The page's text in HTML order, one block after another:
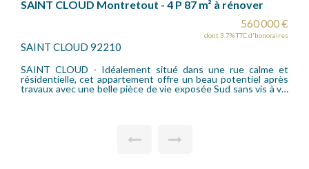
Rez-de-jardin 5 pièces 140 m2 + jardin 500m²
1 050 000 €
dont 3.45% TTC d'honoraires
SAINT CLOUD 92210
SAINT-CLOUD - Montretout - Appartement familial
d'exception en rez-de-jardin, comme une maison.
Appartement offrant un cadre de vie rare au sein d'un
exposition et d'un jardin privatif d'environ 500m². Il offre une